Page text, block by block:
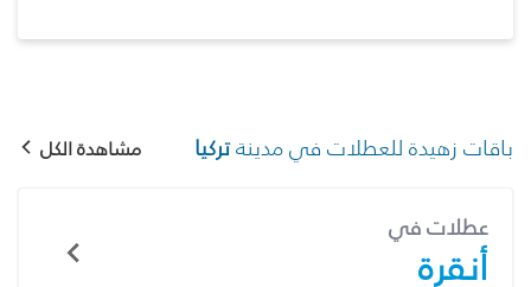
باقات زهيدة للعطلات في مدينةتركيا مشاهدة الكل
عطلات في
أنقرة